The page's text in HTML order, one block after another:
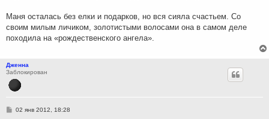
Маня осталась без елки и подарков, но вся сияла счастьем. Со
своим милым личиком, золотистыми волосами она в самом деле
походила на «рождественского ангела».
Дженна
Заблокирован
С02 янв 2012, 18:28